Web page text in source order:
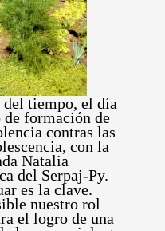
tiempo, el día
de formación de
contras las
con la
Natalia
del Serpaj-Py.
es la clave.
nuestro rol
el logro de una